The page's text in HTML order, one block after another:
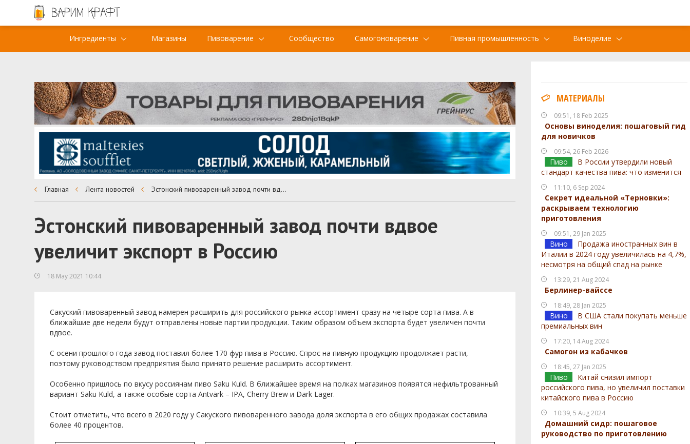
Ингредиенты Магазины Пивоварение Сообщество Самогоноварение Пивная промышленность Виноделие
МАТЕРИАЛЫ
09:51, 18 Feb 2025
Основы виноделия: пошаговый гид
для новичков
09:54, 26 Feb 2026
Пиво
В России утвердили новый
стандарт качества пива: что изменится
11:10, 6 Sep 2024
Секрет идеальной «Терновки»:
раскрываем технологию
приготовления
09:51, 29 Jan 2025
Вино
Продажа иностранных вин в
Италии в 2024 году увеличилась на 4,7%,
несмотря на общий спад на рынке
13:29, 21 Aug 2024
Берлинер-вайссе
18:49, 28 Jan 2025
Вино
В США стали покупать меньше
премиальных вин
17:20, 14 Aug 2024
Самогон из кабачков
18:45, 27 Jan 2025
Пиво
Китай снизил импорт
российского пива, но увеличил поставки
китайского пива в Россию
10:39, 5 Aug 2024
Домашний сидр: пошаговое
руководство по приготовлению
Главная Лента новостей Эстонский пивоваренный завод почти вдвое увеличит экспорт в Россию
Эстонский пивоваренный завод почти вдвое
увеличит экспорт в Россию
18 May 2021 10:44
Сакуский пивоваренный завод намерен расширить для российского рынка ассортимент сразу на четыре сорта пива. А в
ближайшие две недели будут отправлены новые партии продукции. Таким образом объем экспорта будет увеличен почти
вдвое.
С осени прошлого года завод поставил более 170 фур пива в Россию. Спрос на пивную продукцию продолжает расти,
поэтому руководством предприятия было принято решение расширить ассортимент.
Особенно пришлось по вкусу россиянам пиво Saku Kuld. В ближайшее время на полках магазинов появятся нефильтрованный
вариант Saku Kuld, а также особые сорта Antvärk – IPA, Cherry Brew и Dark Lager.
Стоит отметить, что всего в 2020 году у Сакуского пивоваренного завода доля экспорта в его общих продажах составила
более 40 процентов.